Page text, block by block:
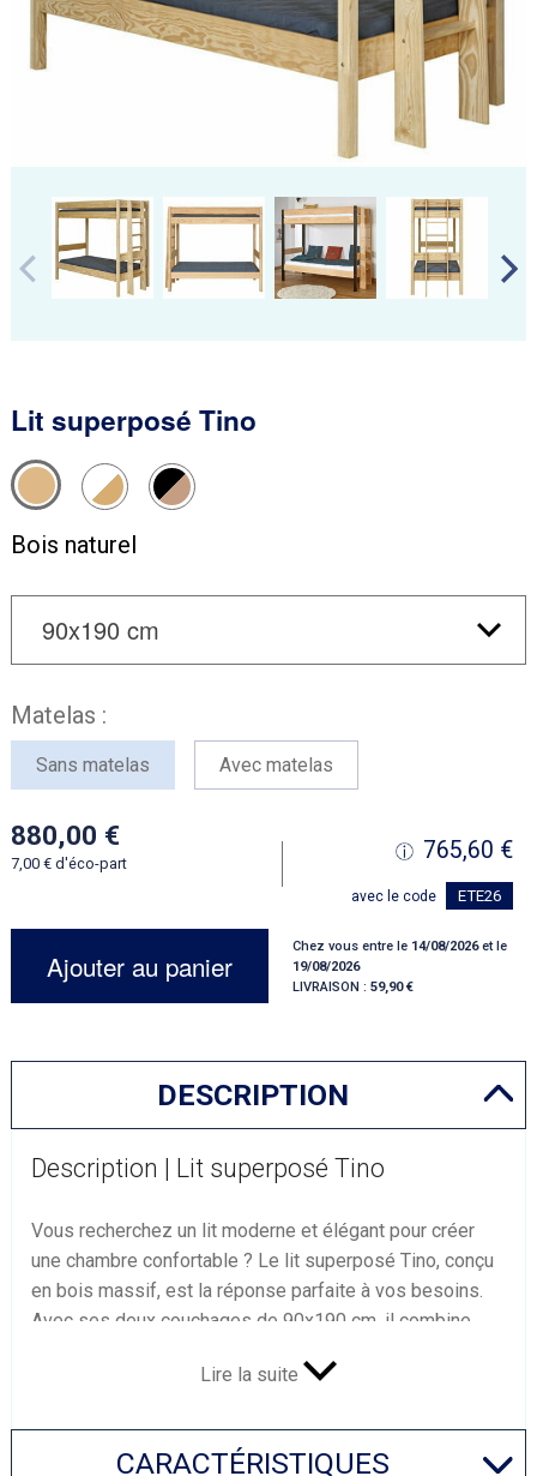
Lit superposé Tino
Bois naturel
Matelas :
Sans matelas Avec matelas
880,00
7,00d'éco-part 765,60
avec le code ETE26
Ajouter au panier
Chez vous entre le 14/08/2026et le
19/08/2026
LIVRAISON : 59,90
DESCRIPTION
Description | Lit superposé Tino
Vous recherchez un lit moderne et élégant pour créer
une chambre confortable ? Le lit superposé Tino, conçu
en bois massif, est la réponse parfaite à vos besoins.
Avec ses deux couchages de 90x190 cm, il combine
douces et réparatrices.
Le lit superposé Tino est idéal pour optimiser l'espace
Lire la suite
CARACTÉRISTIQUES